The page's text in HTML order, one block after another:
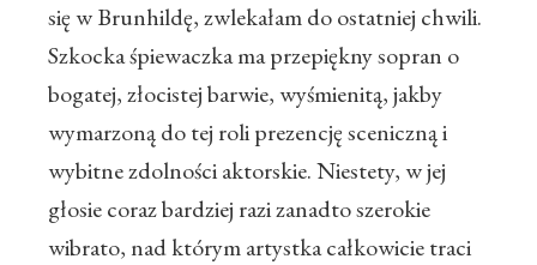
się w Brunhildę, zwlekałam do ostatniej chwili.
Szkocka śpiewaczka ma przepiękny sopran o
bogatej, złocistej barwie, wyśmienitą, jakby
wymarzoną do tej roli prezencję sceniczną i
wybitne zdolności aktorskie. Niestety, w jej
głosie coraz bardziej razi zanadto szerokie
wibrato, nad którym artystka całkowicie traci